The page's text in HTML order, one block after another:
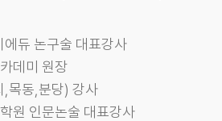
듀 논구술 대표강사
데미 원장
,목동,분당) 강사
원 인문논술 대표강사